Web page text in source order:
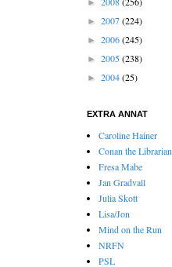
►
► 2007(224)
► 2006(245)
► 2005(238)
► 2004(25)
EXTRA ANNAT
Caroline Hainer
Conan the Librarian
Fresa Mabe
Jan Gradvall
Julia Skott
Lisa/Jon
Mind on the Run
NRFN
PSL